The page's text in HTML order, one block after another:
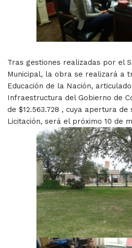
Tras gestiones realizadas por el
Municipal, la obra se realizará a
Educación de la Nación,
Infraestructura del Gobierno de
de $12.563.728 , cuya apertura
Licitación, será el próximo 10 de